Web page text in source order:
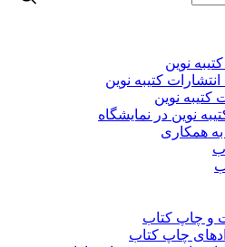
نوین
کتیبه نوین
کتیبه نوین
نوین در نمایشگاه‌
همکاری
و چاپ کتاب
چاپ کتاب